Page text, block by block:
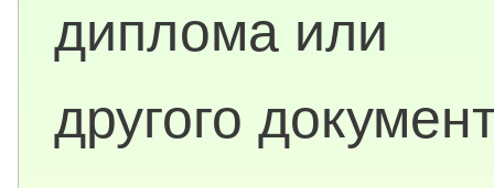
диплома или
другого